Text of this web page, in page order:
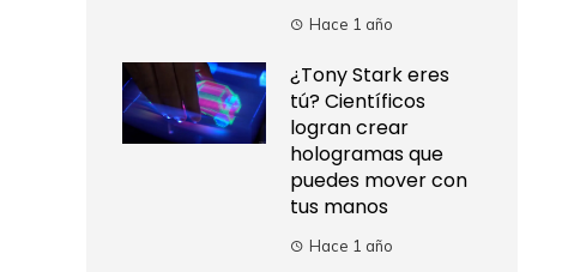
Hace 1 año
¿Tony Stark eres
tú? Científicos
logran crear
hologramas que
puedes mover con
tus manos
Hace 1 año